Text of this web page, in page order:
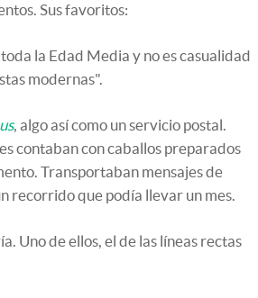
Sus favoritos:
la Edad Media y no es casualidad
modernas".
, algo así como un servicio postal.
contaban con caballos preparados
Transportaban mensajes de
recorrido que podía llevar un mes.
Uno de ellos, el de las líneas rectas